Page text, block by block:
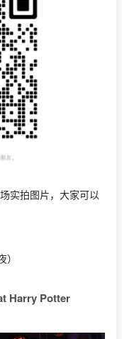
实拍图片，大家可以
Harry Potter